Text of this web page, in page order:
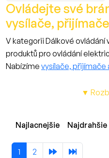
Ovládejte své
vysílače,
V kategorii Dálkové
produktů pro ovládání
Nabízíme vysílače, přijímače
Naše produkty jsou
což zajišťuje spolehlivý
bezpečnosti.
▼
Najlacnejšie Najdrahšie
1 2